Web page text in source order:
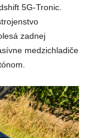
5G-Tronic.
zadnej
medzichladiče